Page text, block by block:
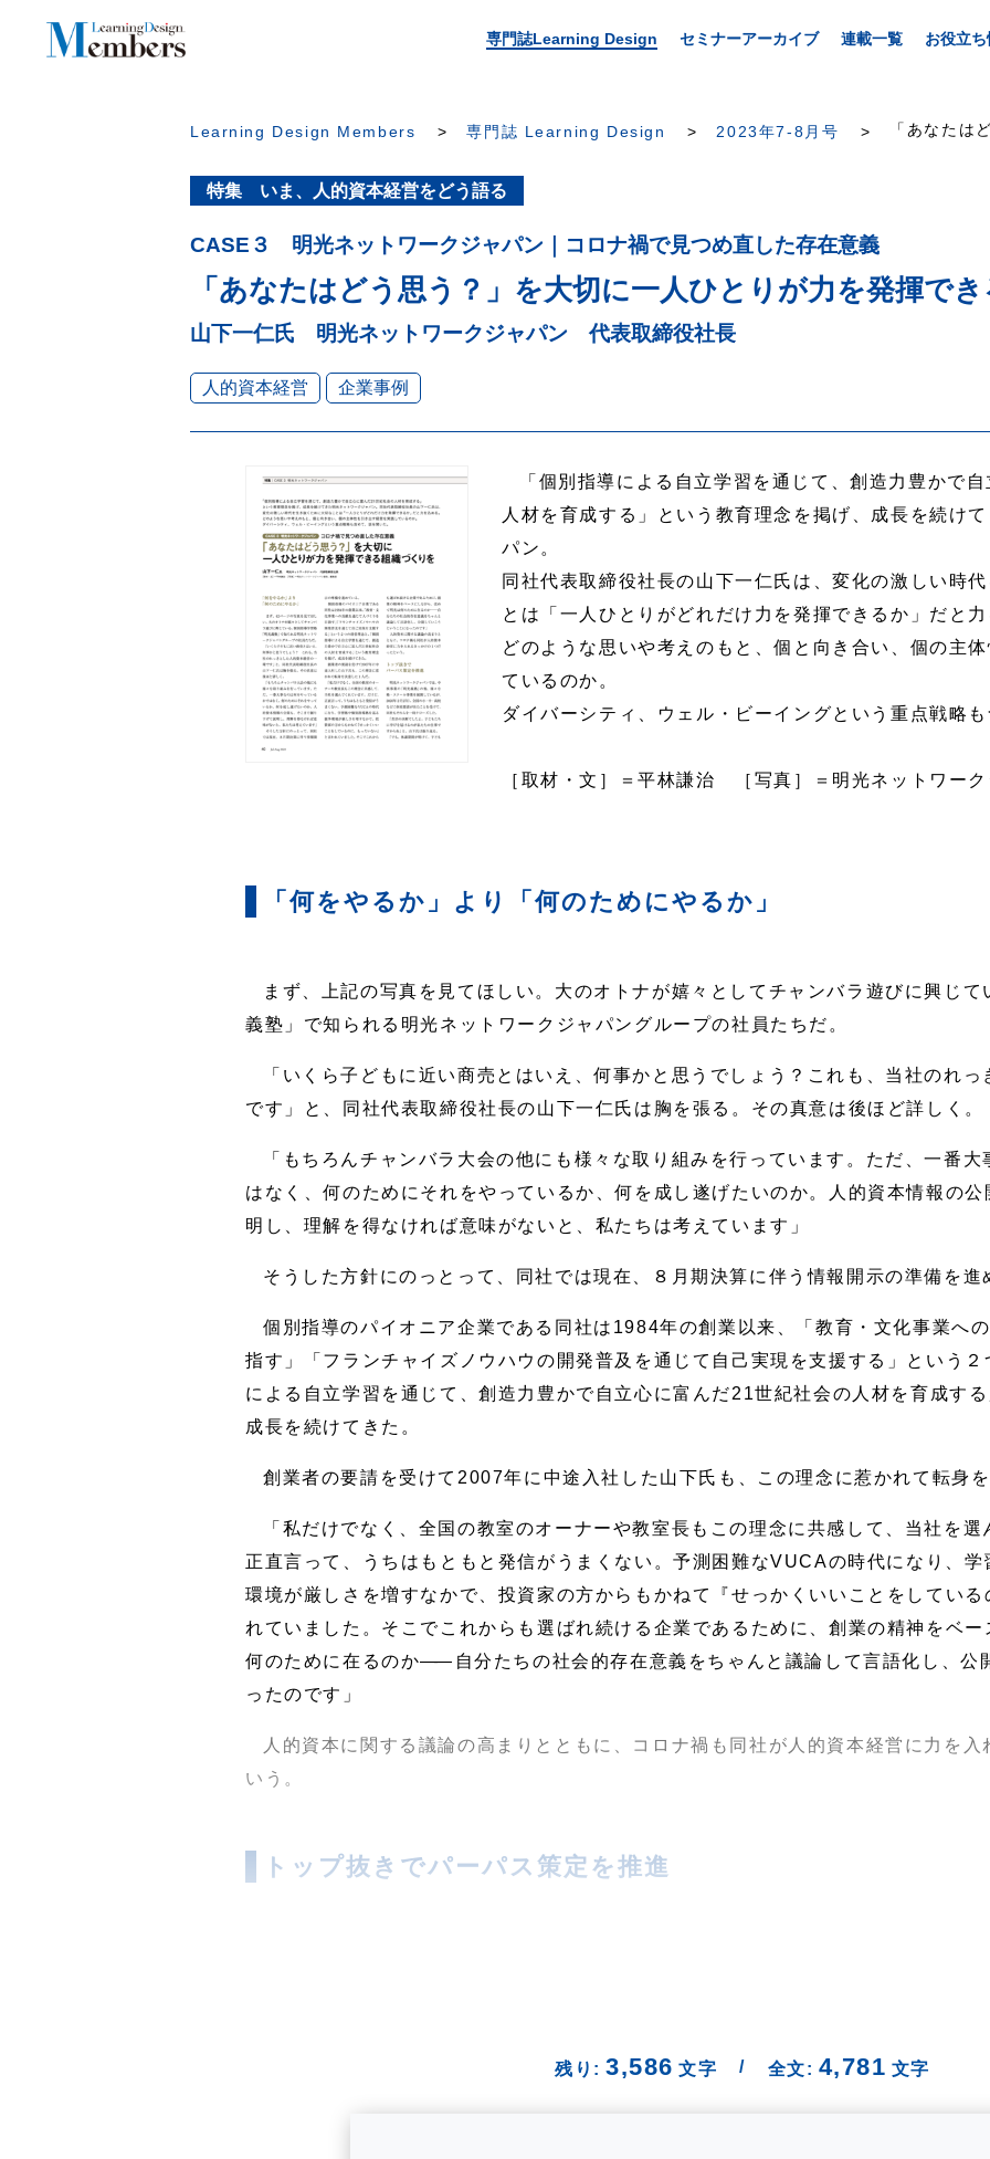
専門誌Learning Design セミナーアーカイブ 連載一覧 お役立
Learning Design Members 専門誌 Learning Design 2023年7-8月号 「あなたは
特集 いま、人的資本経営をどう語る
CASE３ 明光ネットワークジャパン｜コロナ禍で見つめ直した存在意義
「あなたはどう思う？」を大切に一人ひとりが力を発揮で
山下一仁氏 明光ネットワークジャパン 代表取締役社長
人的資本経営 企業事例
「個別指導による自立学習を通じて、創造力豊かで
人材を育成する」という教育理念を掲げ、成長を続け
パン。
同社代表取締役社長の山下一仁氏は、変化の激しい時
とは「一人ひとりがどれだけ力を発揮できるか」だと
どのような思いや考えのもと、個と向き合い、個の主
ているのか。
ダイバーシティ、ウェル・ビーイングという重点戦略
［取材・文］＝平林謙治 ［写真］＝明光ネットワー
「何をやるか」より「何のためにやるか」
まず、上記の写真を見てほしい。大のオトナが嬉々としてチャンバラ遊びに興じ
義塾」で知られる明光ネットワークジャパングループの社員たちだ。
「いくら子どもに近い商売とはいえ、何事かと思うでしょう？これも、当社のれ
です」と、同社代表取締役社長の山下一仁氏は胸を張る。その真意は後ほど詳しく。
「もちろんチャンバラ大会の他にも様々な取り組みを行っています。ただ、一番
はなく、何のためにそれをやっているか、何を成し遂げたいのか。人的資本情報の
明し、理解を得なければ意味がないと、私たちは考えています」
そうした方針にのっとって、同社では現在、８月期決算に伴う情報開示の準備を進
個別指導のパイオニア企業である同社は1984年の創業以来、「教育・文化事業へ
指す」「フランチャイズノウハウの開発普及を通じて自己実現を支援する」という
による自立学習を通じて、創造力豊かで自立心に富んだ21世紀社会の人材を育成す
成長を続けてきた。
創業者の要請を受けて2007年に中途入社した山下氏も、この理念に惹かれて転身
「私だけでなく、全国の教室のオーナーや教室長もこの理念に共感して、当社を
正直言って、うちはもともと発信がうまくない。予測困難なVUCAの時代になり、
環境が厳しさを増すなかで、投資家の方からもかねて『せっかくいいことをしてい
れていました。そこでこれからも選ばれ続ける企業であるために、創業の精神をベ
何のために在るのか――自分たちの社会的存在意義をちゃんと議論して言語化し、公
ったのです」
人的資本に関する議論の高まりとともに、コロナ禍も同社が人的資本経営に力を
いう。
トップ抜きでパーパス策定を推進
残り: 3,586 文字 / 全文: 4,781 文字